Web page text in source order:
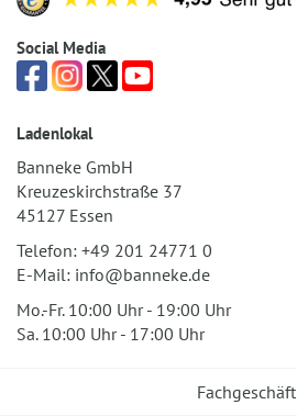
Social Media
Ladenlokal
Banneke GmbH
Kreuzeskirchstraße 37
45127 Essen
Telefon: +49 201 24771 0
E-Mail: info@banneke.de
Mo.-Fr. 10:00 Uhr - 19:00 Uhr
Sa. 10:00 Uhr - 17:00 Uhr
Fachgeschäft